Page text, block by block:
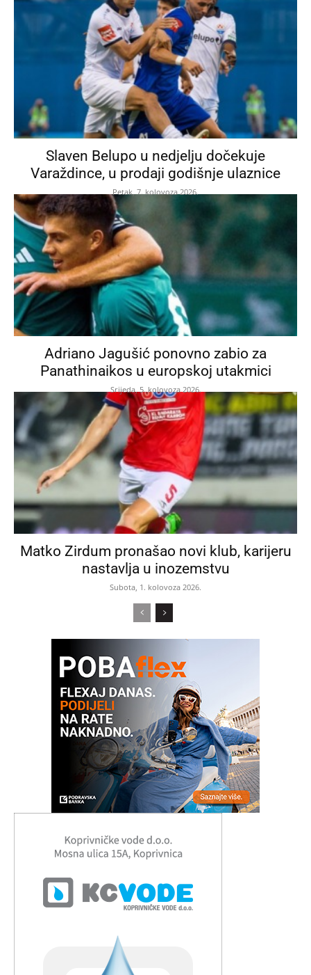
Slaven Belupo u nedjelju dočekuje
Varaždince, u prodaji godišnje ulaznice
Petak, 7. kolovoza 2026.
Adriano Jagušić ponovno zabio za
Panathinaikos u europskoj utakmici
Srijeda, 5. kolovoza 2026.
Matko Zirdum pronašao novi klub, karijeru
nastavlja u inozemstvu
Subota, 1. kolovoza 2026.